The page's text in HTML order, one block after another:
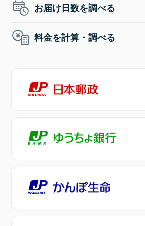
お届け日数を調べる
料金を計算・調べる